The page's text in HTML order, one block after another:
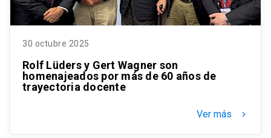
30 octubre 2025
Rolf Lüders y Gert Wagner son
homenajeados por más de 60 años de
trayectoria docente
Ver más keyboard_arrow_right